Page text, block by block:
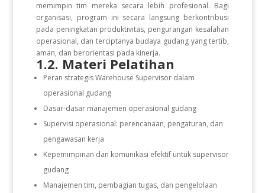
memimpin tim mereka secara lebih profesional. Bagi
organisasi, program ini secara langsung berkontribusi
pada peningkatan produktivitas, pengurangan kesalahan
operasional, dan terciptanya budaya gudang yang tertib,
aman, dan berorientasi pada kinerja.
1.2. Materi Pelatihan
Peran strategis Warehouse Supervisor dalam
operasional gudang
Dasar-dasar manajemen operasional gudang
Supervisi operasional: perencanaan, pengaturan, dan
pengawasan kerja
Kepemimpinan dan komunikasi efektif untuk supervisor
gudang
Manajemen tim, pembagian tugas, dan pengelolaan